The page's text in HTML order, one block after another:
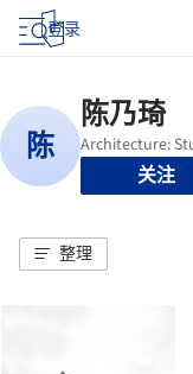
登录
关注
整理